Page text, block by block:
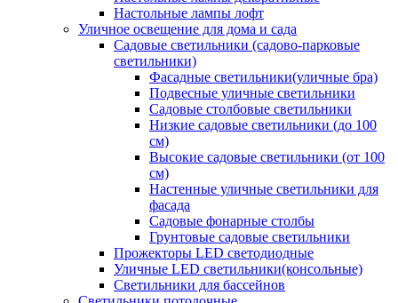
Настольные лампы лофт
Уличное освещение для дома и сада
Садовые светильники (садово-парковые
светильники)
Фасадные светильники(уличные бра)
Подвесные уличные светильники
Садовые столбовые светильники
Низкие садовые светильники (до 100
см)
Высокие садовые светильники (от 100
см)
Настенные уличные светильники для
фасада
Садовые фонарные столбы
Грунтовые садовые светильники
Прожекторы LED светодиодные
Уличные LED светильники(консольные)
Светильники для бассейнов